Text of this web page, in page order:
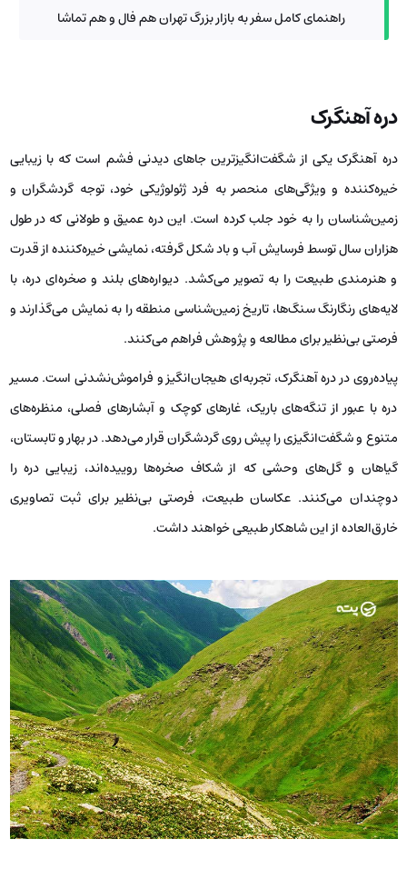
راهنمای کامل سفر به بازار بزرگ تهران هم فال و هم تماشا
دره آهنگرک
دره آهنگرک یکی از شگفت‌انگیزترین جاهای دیدنی فشم است که با زیبایی
خیره‌کننده و ویژگی‌های منحصر به فرد ژئولوژیکی خود، توجه گردشگران و
زمین‌شناسان را به خود جلب کرده است. این دره عمیق و طولانی که در طول
هزاران سال توسط فرسایش آب و باد شکل گرفته، نمایشی خیره‌کننده از قدرت
و هنرمندی طبیعت را به تصویر می‌کشد. دیواره‌های بلند و صخره‌ای دره، با
لایه‌های رنگارنگ سنگ‌ها، تاریخ زمین‌شناسی منطقه را به نمایش می‌گذارند و
فرصتی بی‌نظیر برای مطالعه و پژوهش فراهم می‌کنند.
پیاده‌روی در دره آهنگرک، تجربه‌ای هیجان‌انگیز و فراموش‌نشدنی است. مسیر
دره با عبور از تنگه‌های باریک، غارهای کوچک و آبشارهای فصلی، منظره‌های
متنوع و شگفت‌انگیزی را پیش روی گردشگران قرار می‌دهد. در بهار و تابستان،
گیاهان و گل‌های وحشی که از شکاف صخره‌ها روییده‌اند، زیبایی دره را
دوچندان می‌کنند. عکاسان طبیعت، فرصتی بی‌نظیر برای ثبت تصاویری
خارق‌العاده از این شاهکار طبیعی خواهند داشت.